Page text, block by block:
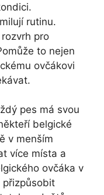
rutinu.
pro
to nejen
ovčákovi
pes má svou
belgické
v menším
více místa a
ovčáka v
přizpůsobit